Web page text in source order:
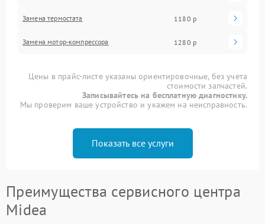
Замена термостата 1180 р
Замена мотор-компрессора 1280 р
Цены в прайс-листе указаны ориентировочные, без учета
стоимости запчастей.
Записывайтесь на бесплатную диагностику.
Мы проверим ваше устройство и укажем на неисправность.
Показать все услуги
Преимущества сервисного центра
Midea